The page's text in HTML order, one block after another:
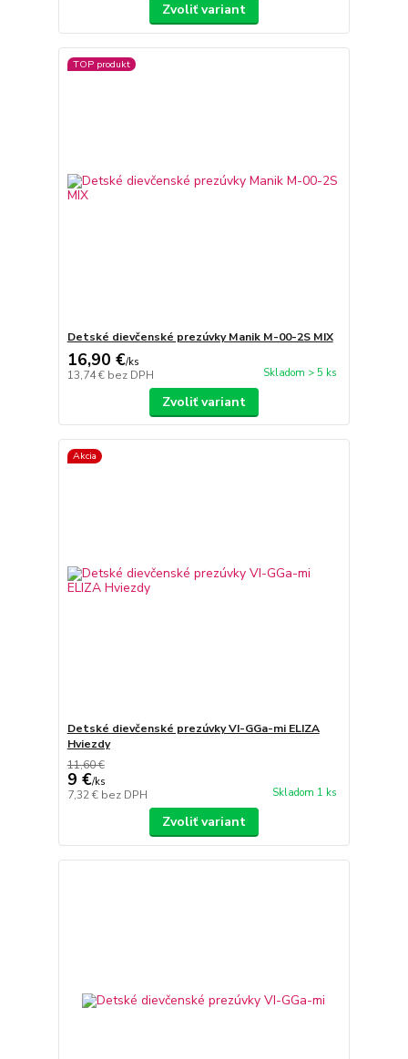
Zvoliť variant
TOP produkt
Detské dievčenské prezúvky Manik M-00-2S MIX
16,90 €/ks
13,74 € bez DPH Skladom > 5 ks
Zvoliť variant
Akcia
Detské dievčenské prezúvky VI-GGa-mi ELIZA
Hviezdy
11,60 €
9 €/ks
7,32 € bez DPH Skladom 1 ks
Zvoliť variant